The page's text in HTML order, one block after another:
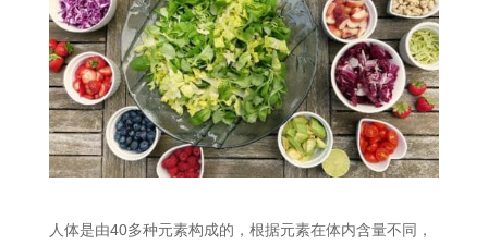
人体是由40多种元素构成的，根据元素在体内含量不同，